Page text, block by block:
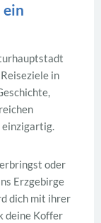
in
einzigartig.
oder
Erzgebirge
dich mit ihrer
deine Koffer